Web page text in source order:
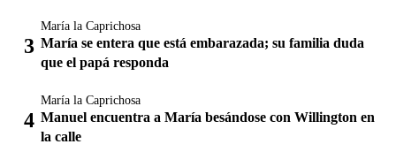
María la Caprichosa
María se entera que está embarazada; su familia duda
que el papá responda
María la Caprichosa
Manuel encuentra a María besándose con Willington en
la calle